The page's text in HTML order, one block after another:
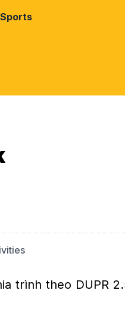
Sports
trình theo DUPR